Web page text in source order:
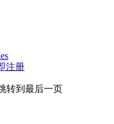
注册
转到最后一页